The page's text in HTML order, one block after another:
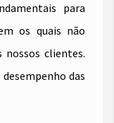
para
os quais não
nossos clientes.
das